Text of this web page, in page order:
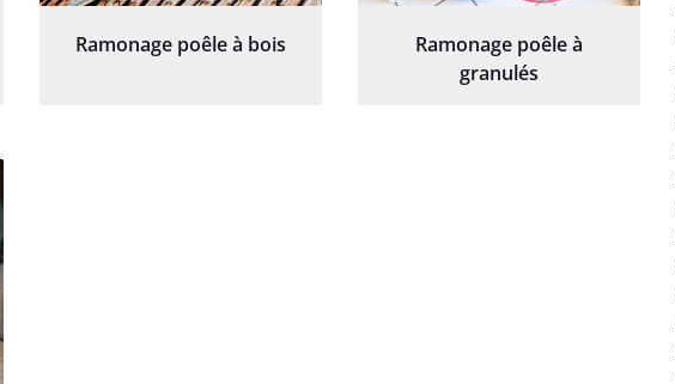
Ramonage poêle à bois
Ramonage poêle à
granulés